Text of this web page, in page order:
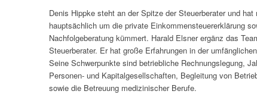
Denis Hippke steht an der Spitze der Steuerberater und
hauptsächlich um die private Einkommensteuererklärung
Nachfolgeberatung kümmert. Harald Elsner ergänz das
Steuerberater. Er hat große Erfahrungen in der
Seine Schwerpunkte sind betriebliche Rechnungslegung,
Personen- und Kapitalgesellschaften, Begleitung von
sowie die Betreuung medizinischer Berufe.